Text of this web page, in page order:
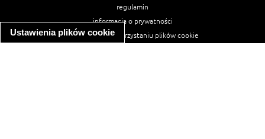
Ustawienia plików cookie
regulamin
informacja o prywatności
informacja o wykorzystaniu plików cookie